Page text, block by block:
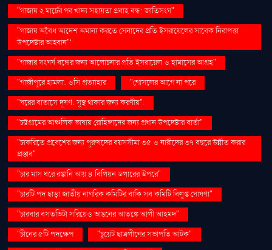
"গাজায় ২ মার্চের পর খাদ্য সহায়তা প্রবাহ বন্ধ: জাতিসংঘ"
"গাজায় অবৈধ আদেশ অমান্য করতে সেনাদের প্রতি ইসরায়েলের সাবেক নিরাপত্তা
উপদেষ্টার আহ্বান"'
"গাজার সংঘর্ষ বন্ধের জন্য আলোচনার প্রতি ইসরায়েল ও হামাসের আগ্রহ"
"গাজীপুরে হামলা: ওসি প্রত্যাহার
"গোসলের আগে না পরে
"ঘরের বাতাসে দূষণ: সুস্থ থাকার জন্য করণীয়".
"চট্টগ্রামের আঞ্চলিক ভাষায় রোহিঙ্গাদের জন্য প্রধান উপদেষ্টার বার্তা"
"চাকরিতে প্রবেশের জন্য পুরুষদের বয়সসীমা ৩৫ ও নারীদের ৩৭ বছরে উন্নীত করার
প্রস্তাব"
"চার মাস ধরে রপ্তানি আয় ৪ বিলিয়ন ডলারের উপরে"
"চারটি পদ ছাড়া জাতীয় নাগরিক কমিটির বাকি সব কমিটি বিলুপ্ত ঘোষণা"
"চারবার বসতভিটা সরিয়েও ভাঙনের আতঙ্কে আলী আহমদ"
"চীনের ৫টি পদক্ষেপ
"চুয়েট ছাত্রলীগের সভাপতি আটক"